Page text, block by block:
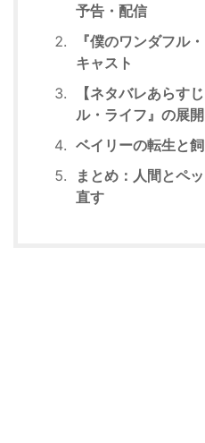
予告・配信
『僕のワンダフル
キャスト
【ネタバレあらす
ル・ライフ』の展
ベイリーの転生と
まとめ：人間とペ
直す